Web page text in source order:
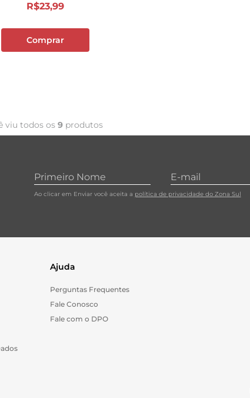
R$23,99
Comprar
viu todos os9 produtos
Ao clicar em Enviar você aceita a política de privacidade do Zona Sul
Ajuda
Perguntas Frequentes
Fale Conosco
Fale com o DPO